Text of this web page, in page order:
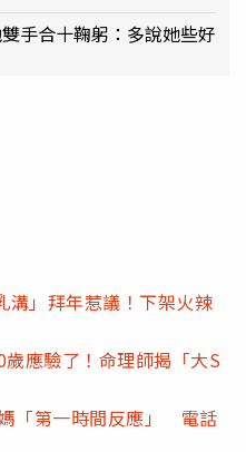
手合十鞠躬：多說她些好
溝」拜年惹議！下架火辣
應驗了！命理師揭「大S
「第一時間反應」 電話